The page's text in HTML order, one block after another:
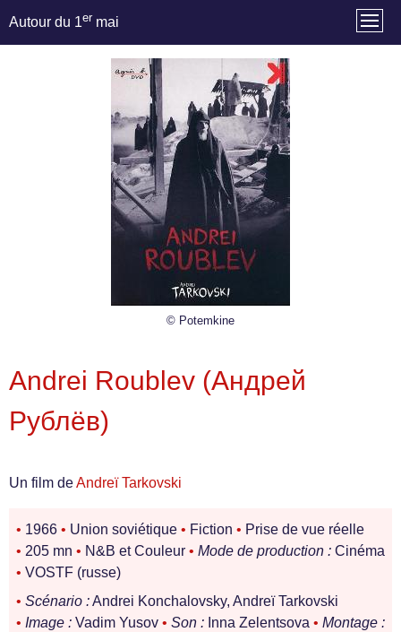
Autour du 1er mai
© Potemkine
Andrei Roublev (Андрей
Рублёв)
Un film deAndreï Tarkovski
• 1966 • Union soviétique • Fiction • Prise de vue réelle
• 205 mn • N&B et Couleur • Mode de production : Cinéma
• VOSTF (russe)
• Scénario :Andrei Konchalovsky, Andreï Tarkovski
• Image : Vadim Yusov • Son : Inna Zelentsova • Montage :